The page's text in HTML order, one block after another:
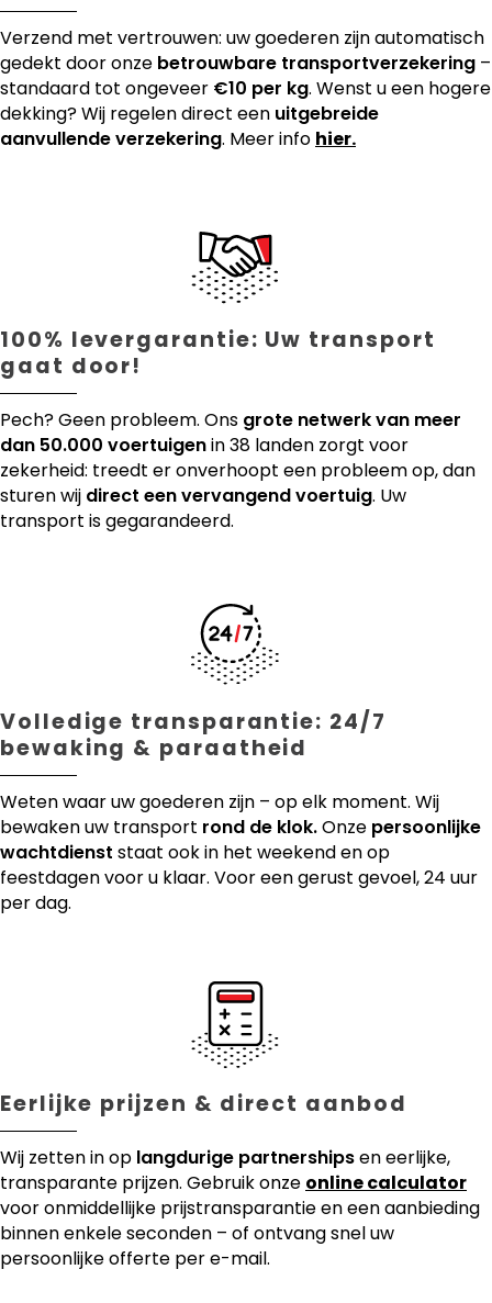
Verzend met vertrouwen: uw goederen zijn automatisch
gedekt door onze betrouwbare transportverzekering –
standaard tot ongeveer €10 per kg. Wenst u een hogere
dekking? Wij regelen direct een uitgebreide
aanvullende verzekering. Meer info hier.
100% levergarantie: Uw transport
gaat door!
Pech? Geen probleem. Ons grote netwerk van meer
dan 50.000 voertuigenin 38 landen zorgt voor
zekerheid: treedt er onverhoopt een probleem op, dan
sturen wij direct een vervangend voertuig. Uw
transport is gegarandeerd.
Volledige transparantie: 24/7
bewaking & paraatheid
Weten waar uw goederen zijn – op elk moment. Wij
bewaken uw transport rond de klok.Onze persoonlijke
wachtdienst staat ook in het weekend en op
feestdagen voor u klaar. Voor een gerust gevoel, 24 uur
per dag.
Eerlijke prijzen & direct aanbod
Wij zetten in op langdurige partnershipsen eerlijke,
transparante prijzen. Gebruik onze online calculator
voor onmiddellijke prijstransparantie en een aanbieding
binnen enkele seconden – of ontvang snel uw
persoonlijke offerte per e-mail.